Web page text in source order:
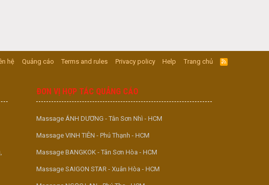
hệ Quảng cáo Terms and rules Privacy policy Help Trang chủ
R
S
ĐƠN VỊ HỢP TÁC QUẢNG CÁO
Massage ÁNH DƯƠNG - Tân Sơn Nhì - HCM
Massage VINH TIÊN - Phú Thạnh - HCM
Massage BANGKOK - Tân Sơn Hòa - HCM
Massage SAIGON STAR - Xuân Hòa - HCM